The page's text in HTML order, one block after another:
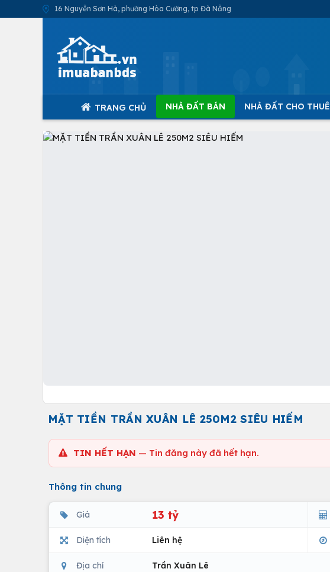
16 Nguyễn Sơn Hà, phường Hòa Cường, tp Đà Nẵng
TRANG CHỦ NHÀ ĐẤT BÁN NHÀ ĐẤT CHO THUÊ
MẶT TIỀN TRẦN XUÂN LÊ 250M2 SIÊU HIẾM
TIN HẾT HẠN — Tin đăng này đã hết hạn.
Thông tin chung
Giá 13 tỷ
Diện tích Liên hệ
Địa chỉ Trần Xuân Lê